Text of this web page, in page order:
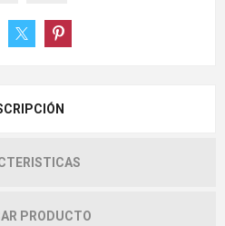
PRODUCTO